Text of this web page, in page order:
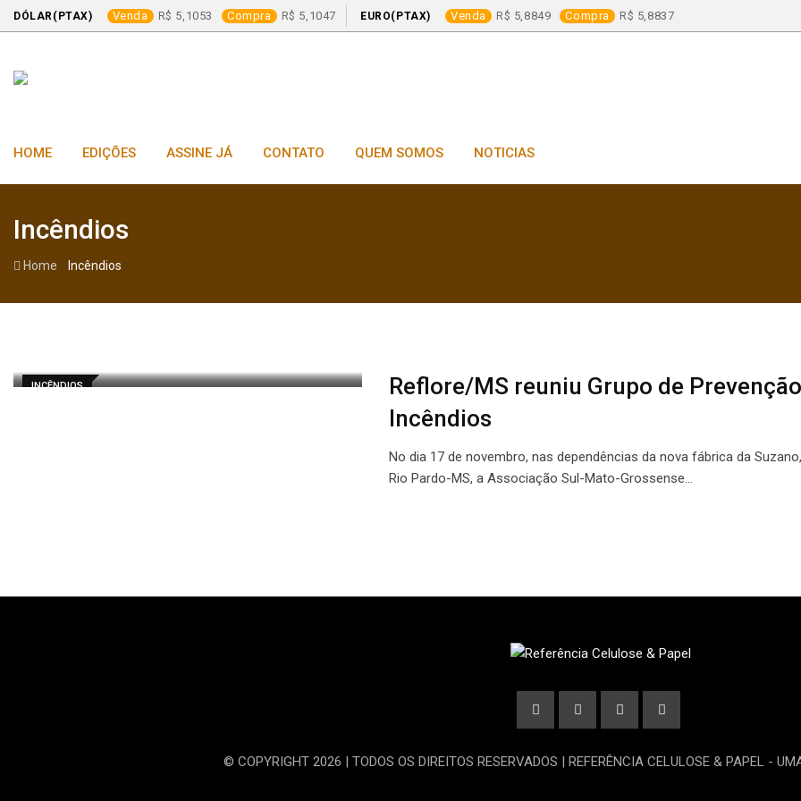
DÓLAR(PTAX) Venda 5,1053 Compra 5,1047 EURO(PTAX) Venda 5,8849 Compra 5,8837
content
HOME EDIÇÕES ASSINE JÁ CONTATO QUEM SOMOS NOTICIAS
Incêndios
Home - Incêndios
INCÊNDIOS
Reflore/MS reuniu Grupo de
Incêndios
No dia 17 de novembro, nas dependências da nova fábrica da
Rio Pardo-MS, a Associação Sul-Mato-Grossense…
© COPYRIGHT 2026 | TODOS OS DIREITOS RESERVADOS | REFERÊNCIA CELULOSE & PAPEL -